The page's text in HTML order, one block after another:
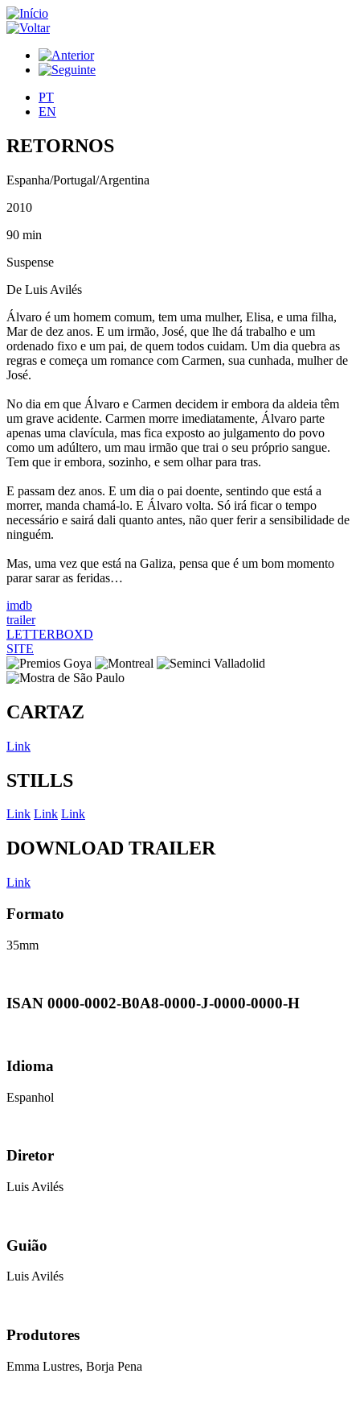
PT
EN
RETORNOS
Espanha/Portugal/Argentina
2010
90 min
Suspense
De Luis Avilés
Álvaro é um homem comum, tem uma mulher, Elisa, e uma filha,
Mar de dez anos. E um irmão, José, que lhe dá trabalho e um
ordenado fixo e um pai, de quem todos cuidam. Um dia quebra as
regras e começa um romance com Carmen, sua cunhada, mulher de
José.
No dia em que Álvaro e Carmen decidem ir embora da aldeia têm
um grave acidente. Carmen morre imediatamente, Álvaro parte
apenas uma clavícula, mas fica exposto ao julgamento do povo
como um adúltero, um mau irmão que trai o seu próprio sangue.
Tem que ir embora, sozinho, e sem olhar para tras.
E passam dez anos. E um dia o pai doente, sentindo que está a
morrer, manda chamá-lo. E Álvaro volta. Só irá ficar o tempo
necessário e sairá dali quanto antes, não quer ferir a sensibilidade de
ninguém.
Mas, uma vez que está na Galiza, pensa que é um bom momento
parar sarar as feridas…
imdb
trailer
LETTERBOXD
SITE
CARTAZ
Link
STILLS
Link Link Link
DOWNLOAD TRAILER
Link
Formato
35mm
ISAN 0000-0002-B0A8-0000-J-0000-0000-H
Idioma
Espanhol
Diretor
Luis Avilés
Guião
Luis Avilés
Produtores
Emma Lustres, Borja Pena